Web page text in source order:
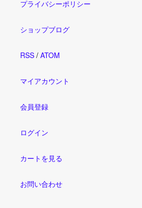
プライバシーポリシー
ショップブログ
RSS / ATOM
マイアカウント
会員登録
ログイン
カートを見る
お問い合わせ